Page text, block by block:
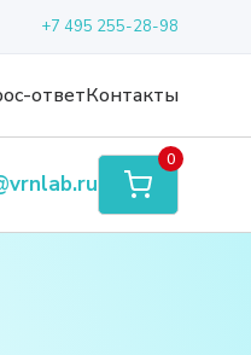
+7 495 255-28-98
ответКонтакты
0